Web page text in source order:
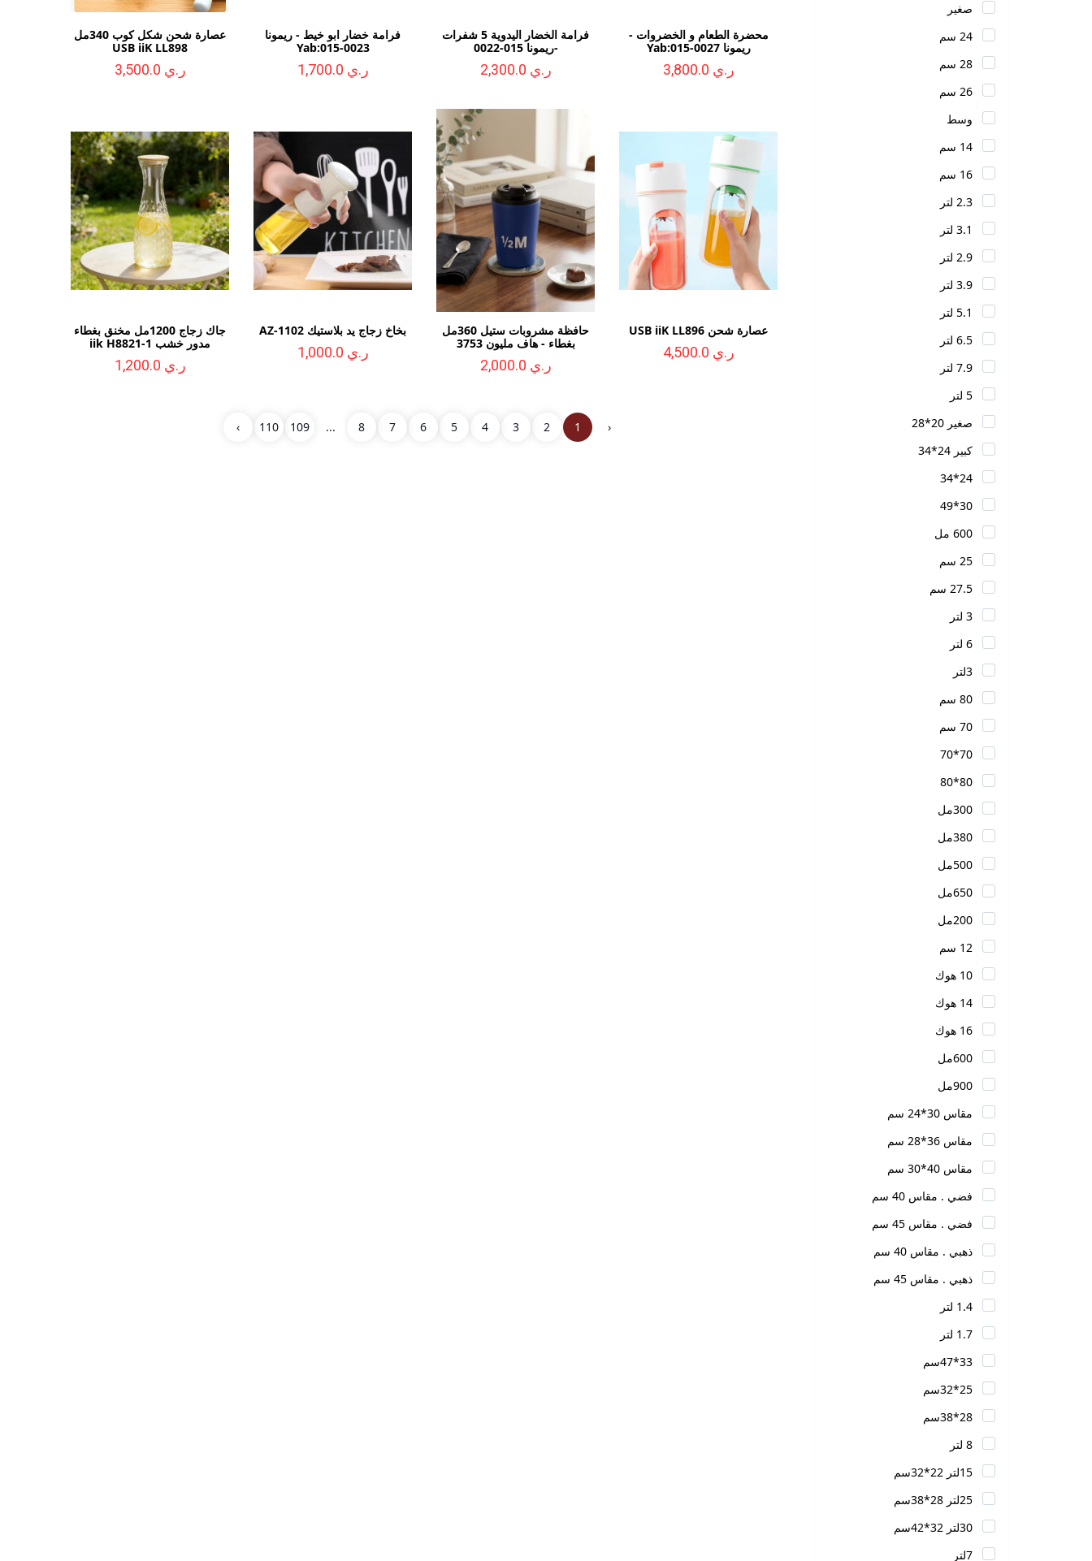
صغير
24 سم
28 سم
26 سم
وسط
14 سم
16 سم
2.3 لتر
3.1 لتر
2.9 لتر
3.9 لتر
5.1 لتر
6.5 لتر
7.9 لتر
5 لتر
صغير 20*28
كبير 24*34
24*34
30*49
600 مل
25 سم
27.5 سم
3 لتر
6 لتر
3لتر
80 سم
70 سم
70*70
80*80
300مل
380مل
500مل
650مل
200مل
12 سم
10 هوك
14 هوك
16 هوك
600مل
900مل
مقاس 30*24 سم
مقاس 36*28 سم
مقاس 40*30 سم
فضي . مقاس 40 سم
فضي . مقاس 45 سم
ذهبي . مقاس 40 سم
ذهبي . مقاس 45 سم
1.4 لتر
1.7 لتر
33*47سم
25*32سم
28*38سم
8 لتر
15لتر 22*32سم
25لتر 28*38سم
30لتر 32*42سم
7لتر
محضرة الطعام و الخضروات -
ريمونا Yab:015-0027
ر.ي 3,800.0
فرامة الخضار اليدوية 5 شفرات
-ريمونا 015-0022
ر.ي 2,300.0
فرامة خضار ابو خيط - ريمونا
Yab:015-0023
ر.ي 1,700.0
عصارة شحن شكل كوب 340مل
USB iiK LL898
ر.ي 3,500.0
عصارة شحن USB iiK LL896
ر.ي 4,500.0
حافظة مشروبات ستيل 360مل
بغطاء - هاف مليون 3753
ر.ي 2,000.0
بخاخ زجاج يد بلاستيك AZ-1102
ر.ي 1,000.0
جاك زجاج 1200مل مخنق بغطاء
مدور خشب iik H8821-1
ر.ي 1,200.0
‹
1
2
3
4
5
6
7
8
...
109
110
›